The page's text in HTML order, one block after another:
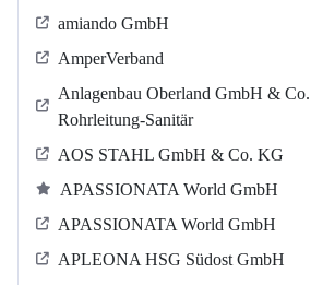
amiando GmbH
AmperVerband
Anlagenbau Oberland GmbH &
Rohrleitung-Sanitär
AOS STAHL GmbH & Co. KG
APASSIONATA World GmbH
APASSIONATA World GmbH
APLEONA HSG Südost GmbH